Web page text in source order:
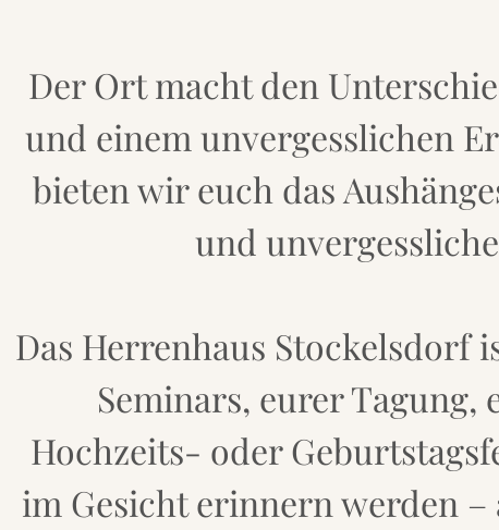
Der Ort macht den
und einem unvergesslichen
bieten wir euch das
und
Das Herrenhaus Stockelsdorf
Seminars, eurer
Hochzeits- oder
im Gesicht erinnern werden